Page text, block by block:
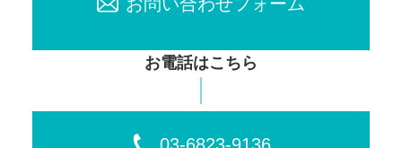
お電話はこちら